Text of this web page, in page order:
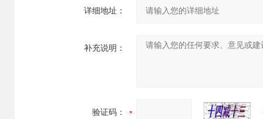
详细地址：
补充说明：
验证码：